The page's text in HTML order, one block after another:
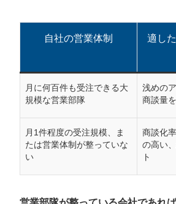
自社の営業体制
適し
月に何百件も受注できる大
規模な営業部隊
浅めの
商談量
月1件程度の受注規模、ま
たは営業体制が整っていな
い
商談化
の高い
ト